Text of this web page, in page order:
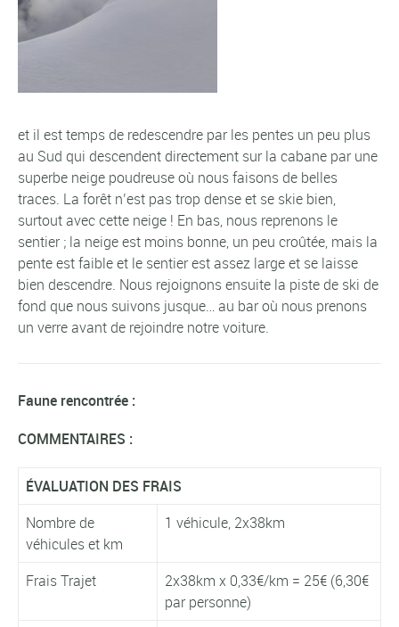
et il est temps de redescendre par les pentes un peu plus
au Sud qui descendent directement sur la cabane par une
superbe neige poudreuse où nous faisons de belles
traces. La forêt n’est pas trop dense et se skie bien,
surtout avec cette neige ! En bas, nous reprenons le
sentier ; la neige est moins bonne, un peu croûtée, mais la
pente est faible et le sentier est assez large et se laisse
bien descendre. Nous rejoignons ensuite la piste de ski de
fond que nous suivons jusque… au bar où nous prenons
un verre avant de rejoindre notre voiture.
Faune rencontrée :
COMMENTAIRES :
ÉVALUATION DES FRAIS
Nombre de
véhicules et km
1 véhicule, 2x38km
Frais Trajet
2x38km x 0,33€/km = 25€ (6,30€
par personne)